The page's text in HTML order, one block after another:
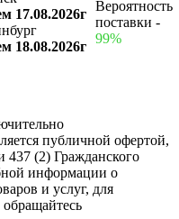
17.08.2026г
18.08.2026г
Вероятность
поставки -
99%
публичной офертой,
437 (2) Гражданского
информации о
и услуг, для